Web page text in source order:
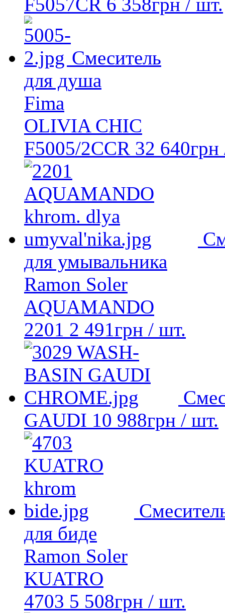
F5057CR 6 358грн / шт.
Смеситель
для душа
Fima
OLIVIA CHIC
F5005/2CCR 32 640грн
для умывальника
Ramon Soler
AQUAMANDO
2201 2 491грн / шт.
GAUDI 10 988грн / шт.
для биде
Ramon Soler
KUATRO
4703 5 508грн / шт.